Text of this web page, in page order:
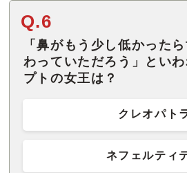
Q.6
「鼻がもう少し低かった
わっていただろう」とい
プトの女王は？
クレオパト
ネフェルティ